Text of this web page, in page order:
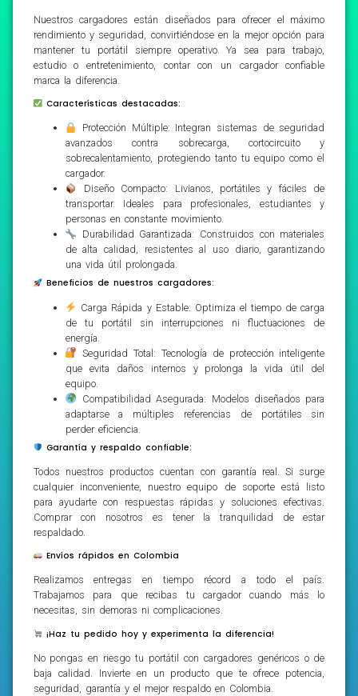
Nuestros cargadores están diseñados para ofrecer el máximo
rendimiento y seguridad, convirtiéndose en la mejor opción para
mantener tu portátil siempre operativo. Ya sea para trabajo,
estudio o entretenimiento, contar con un cargador confiable
marca la diferencia.
Características destacadas:
Protección Múltiple: Integran sistemas de seguridad
avanzados contra sobrecarga, cortocircuito y
sobrecalentamiento, protegiendo tanto tu equipo como el
cargador.
Diseño Compacto: Livianos, portátiles y fáciles de
transportar. Ideales para profesionales, estudiantes y
personas en constante movimiento.
Durabilidad Garantizada: Construidos con materiales
de alta calidad, resistentes al uso diario, garantizando
una vida útil prolongada.
Beneficios de nuestros cargadores:
Carga Rápida y Estable: Optimiza el tiempo de carga
de tu portátil sin interrupciones ni fluctuaciones de
energía.
Seguridad Total: Tecnología de protección inteligente
que evita daños internos y prolonga la vida útil del
equipo.
Compatibilidad Asegurada: Modelos diseñados para
adaptarse a múltiples referencias de portátiles sin
perder eficiencia.
Garantía y respaldo confiable:
Todos nuestros productos cuentan con garantía real. Si surge
cualquier inconveniente, nuestro equipo de soporte está listo
para ayudarte con respuestas rápidas y soluciones efectivas.
Comprar con nosotros es tener la tranquilidad de estar
respaldado.
Envíos rápidos en Colombia
Realizamos entregas en tiempo récord a todo el país.
Trabajamos para que recibas tu cargador cuando más lo
necesitas, sin demoras ni complicaciones.
¡Haz tu pedido hoy y experimenta la diferencia!
No pongas en riesgo tu portátil con cargadores genéricos o de
baja calidad. Invierte en un producto que te ofrece potencia,
seguridad, garantía y el mejor respaldo en Colombia.